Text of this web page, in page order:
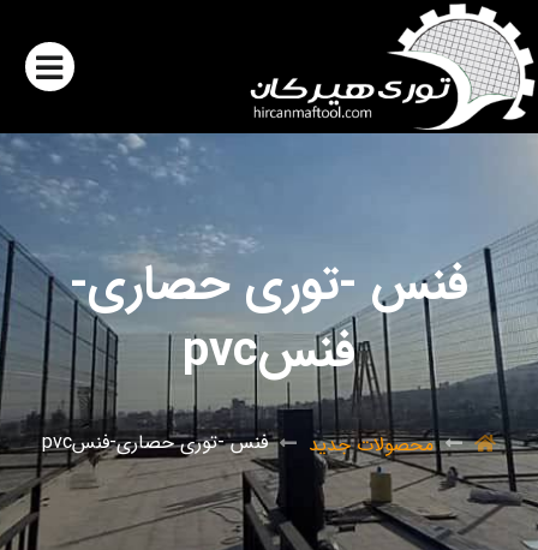
فنس -توری حصاری-
فنسpvc
محصولات جدید فنس -توری حصاری-فنسpvc